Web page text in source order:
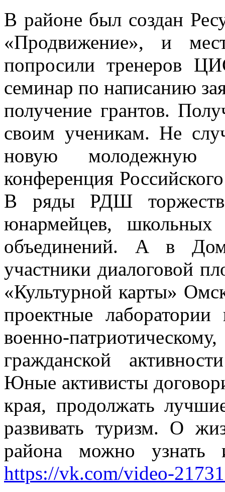
В районе был создан
«Продвижение», и
попросили тренеров
семинар по написанию
получение грантов.
своим ученикам. Не
новую молодежную
конференция
В ряды РДШ
юнармейцев, школьных
объединений. А в
участники диалоговой
«Культурной карты»
проектные
военно-
гражданской
Юные активисты
края, продолжать
развивать туризм. О
района можно узнать
https://vk.com/video-